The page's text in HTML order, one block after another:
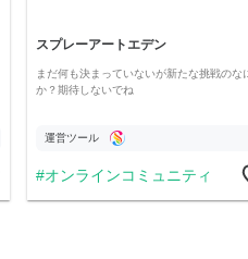
スプレーアートエデン
まだ何も決まっていないが新たな挑戦のな
か？期待しないでね
運営ツール
オンラインコミュニティ